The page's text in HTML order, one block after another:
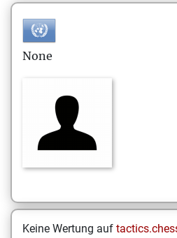
None
Keine Wertung auf